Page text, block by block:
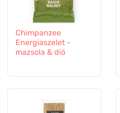
Chimpanzee
Energiaszelet -
mazsola & dió